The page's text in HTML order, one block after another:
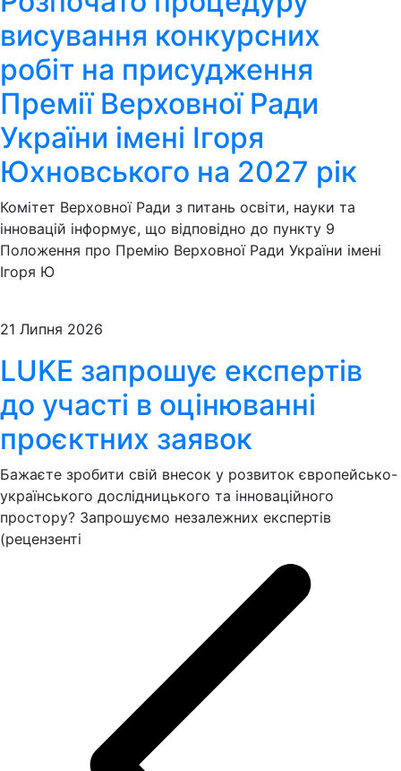
висування конкурсних
робіт на присудження
Премії Верховної Ради
України імені Ігоря
Юхновського на 2027 рік
Комітет Верховної Ради з питань освіти, науки та
інновацій інформує, що відповідно до пункту 9
Положення про Премію Верховної Ради України імені
Ігоря Ю
21 Липня 2026
LUKE запрошує експертів
до участі в оцінюванні
проєктних заявок
Бажаєте зробити свій внесок у розвиток європейсько-
українського дослідницького та інноваційного
простору? Запрошуємо незалежних експертів
(рецензенті